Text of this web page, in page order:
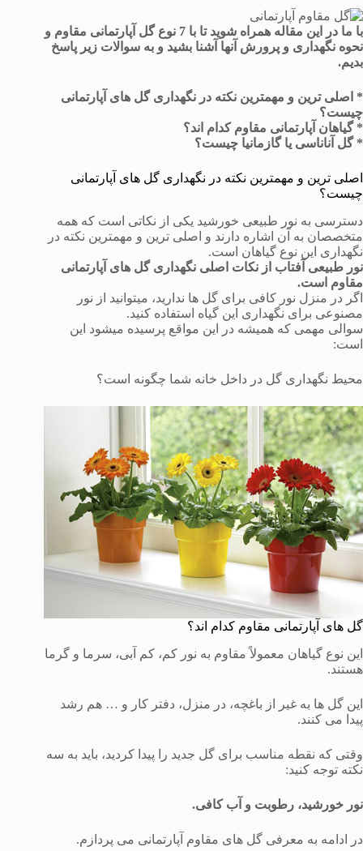
با ما در این مقاله همراه شوید تا با 7 نوع گل آپارتمانی مقاوم
و
نحوه نگهداری و پرورش آنها آشنا بشید و به سوالات زیر پاسخ
بدیم.
* اصلی ترین و مهمترین نکته در نگهداری گل های آپارتمانی
چیست؟
* گیاهان آپارتمانی مقاوم کدام اند؟
* گل آناناسی یا گازمانیا چیست؟
اصلی ترین و مهمترین نکته در نگهداری گل های آپارتمانی
چیست؟
دسترسی به نور طبیعی خورشید یکی از نکاتی است که همه
متخصصان به آن اشاره دارند و اصلی ترین و مهمترین نکته در
نگهداری این نوع گیاهان است.
نور طبیعی آفتاب از نکات اصلی نگهداری گل های آپارتمانی
مقاوم است.
اگر در منزل نور کافی برای گل ها ندارید، میتوانید از نور
مصنوعی برای نگهداری این گیاه استفاده کنید.
سوالی مهمی که همیشه در این مواقع پرسیده میشود این
است:
محیط نگهداری گل در داخل خانه شما چگونه است؟
گل های آپارتمانی مقاوم کدام اند؟
این نوع گیاهان معمولاً مقاوم به نور کم، کم آبی، سرما و گرما
هستند.
این گل ها به غیر از باغچه، در منزل، دفتر کار و … هم رشد
پیدا می کنند.
وقتی که نقطه مناسب برای گل جدید را پیدا کردید، باید به سه
نکته توجه کنید:
نور خورشید، رطوبت و آب کافی.
در ادامه به معرفی گل های مقاوم آپارتمانی می پردازم.